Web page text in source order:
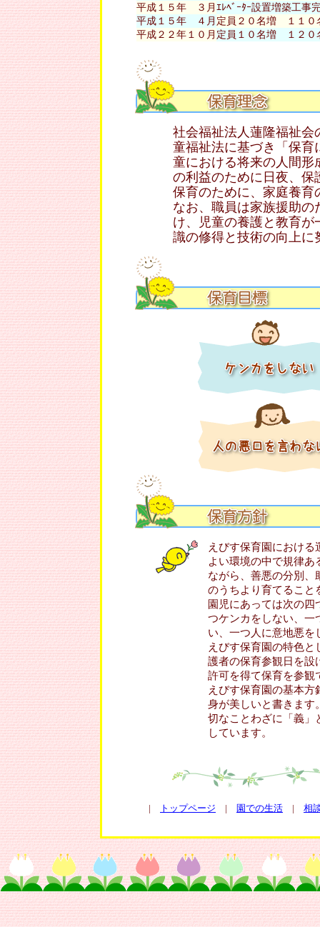
平成１５年 ３月ｴﾚﾍﾞｰﾀｰ設置増築工事
平成１５年 ４月 定員２０名増 １１０
平成２２年１０月 定員１０名増 １２０
社会福祉法人蓮隆福祉会
童福祉法に基づき「保育
童における将来の人間形
の利益のために日夜、保
保育のために、家庭養育
なお、職員は家族援助
け、児童の養護と教育
識の修得と技術の向上に
えびす保育園におけ
よい環境の中で規律
ながら、善悪の分別、
のうちより育てること
園児にあっては次の四
つケンカをしない、一
い、一つ人に意地悪を
えびす保育園の特色
護者の保育参観日を設
許可を得て保育を参観
えびす保育園の基本
身が美しいと書きます
切なことわざに「義」
しています。
| トップページ | 園での生活 | 相